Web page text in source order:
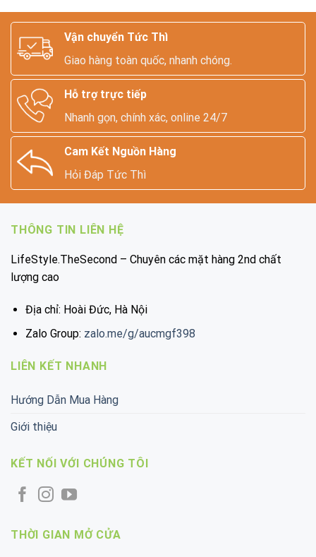
Vận chuyển Tức Thì
Giao hàng toàn quốc, nhanh chóng.
Hỗ trợ trực tiếp
Nhanh gọn, chính xác, online 24/7
Cam Kết Nguồn Hàng
Hỏi Đáp Tức Thì
THÔNG TIN LIÊN HỆ
LifeStyle.TheSecond – Chuyên các mặt hàng 2nd chất
lượng cao
Địa chỉ: Hoài Đức, Hà Nội
Zalo Group: zalo.me/g/aucmgf398
LIÊN KẾT NHANH
Hướng Dẫn Mua Hàng
Giới thiệu
KẾT NỐI VỚI CHÚNG TÔI
THỜI GIAN MỞ CỬA